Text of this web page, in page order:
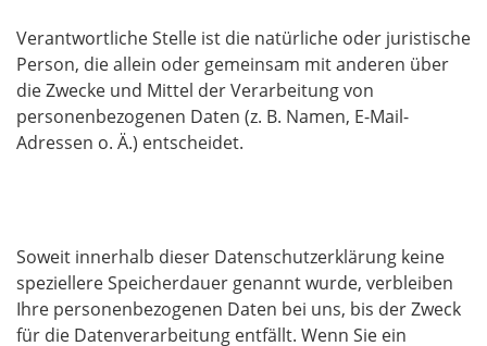
Verantwortliche Stelle ist die natürliche oder juristische
Person, die allein oder gemeinsam mit anderen über
die Zwecke und Mittel der Verarbeitung von
personenbezogenen Daten (z. B. Namen, E-Mail-
Adressen o. Ä.) entscheidet.
Soweit innerhalb dieser Datenschutzerklärung keine
speziellere Speicherdauer genannt wurde, verbleiben
Ihre personenbezogenen Daten bei uns, bis der Zweck
für die Datenverarbeitung entfällt. Wenn Sie ein